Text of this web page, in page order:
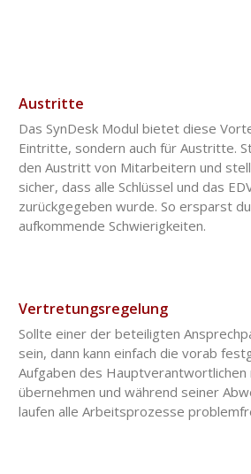
Austritte
Das SynDesk Modul bietet diese
Eintritte, sondern auch für Austritte.
den Austritt von Mitarbeitern und
sicher, dass alle Schlüssel und das
zurückgegeben wurde. So ersparst
aufkommende Schwierigkeiten.
Vertretungsregelung
Sollte einer der beteiligten
sein, dann kann einfach die vorab
Aufgaben des Hauptverantwortlichen
übernehmen und während seiner
laufen alle Arbeitsprozesse